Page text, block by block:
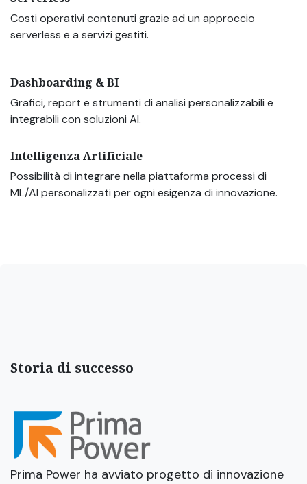
Costi operativi contenuti grazie ad un approccio
serverless e a servizi gestiti.
Dashboarding & BI
Grafici, report e strumenti di analisi personalizzabili e
integrabili con soluzioni AI.
Intelligenza Artificiale
Possibilità di integrare nella piattaforma processi di
ML/AI personalizzati per ogni esigenza di innovazione.
Storia di successo
Prima Power ha avviato progetto di innovazione